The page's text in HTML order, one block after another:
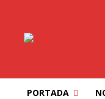
PORTADA